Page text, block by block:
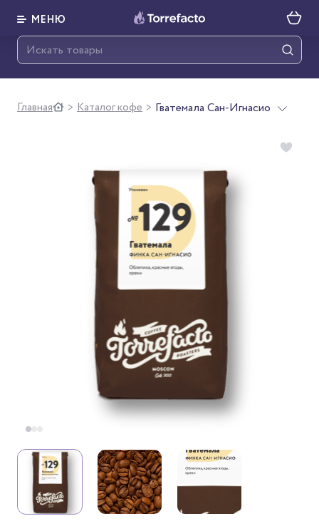
МЕНЮ
Главная > Каталог кофе > Гватемала Сан-Игнасио